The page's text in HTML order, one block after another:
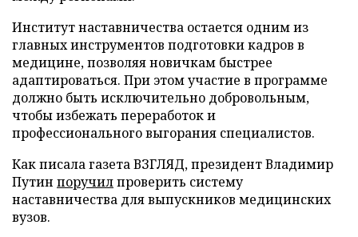
Институт наставничества остается одним из
главных инструментов подготовки кадров в
медицине, позволяя новичкам быстрее
адаптироваться. При этом участие в программе
должно быть исключительно добровольным,
чтобы избежать переработок и
профессионального выгорания специалистов.
Как писала газета ВЗГЛЯД, президент Владимир
Путин поручилпроверить систему
наставничества для выпускников медицинских
вузов.